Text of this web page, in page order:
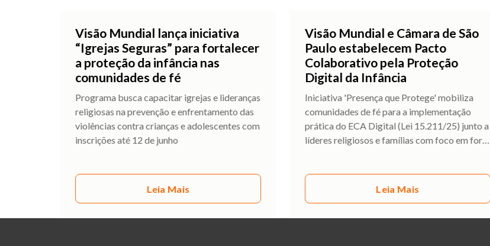
Visão Mundial lança iniciativa
“Igrejas Seguras” para fortalecer
a proteção da infância nas
comunidades de fé
Programa busca capacitar igrejas e lideranças
religiosas na prevenção e enfrentamento das
violências contra crianças e adolescentes com
inscrições até 12 de junho
Leia Mais
Visão Mundial e Câmara de São
Paulo estabelecem Pacto
Colaborativo pela Proteção
Digital da Infância
Iniciativa 'Presença que Protege' mobiliza
comunidades de fé para a implementação
prática do ECA Digital (Lei 15.211/25) junto a
líderes religiosos e famílias com foco em for…
Leia Mais